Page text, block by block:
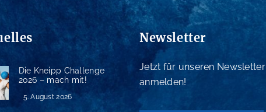
Die Kneipp Challenge
2026 – mach mit!
5. August 2026
Newsletter
Jetzt für unseren Newsletter
anmelden!